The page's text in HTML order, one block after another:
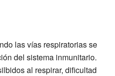
las vías respiratorias se
del sistema inmunitario.
al respirar, dificultad